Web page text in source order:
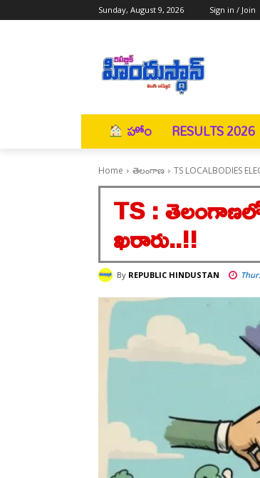
Sunday, August 9, 2026 Sign in / Join
హోం RESULTS 2026
Home తెలంగాణ TS LOCALBODIES
TS : తెలంగాణలో
ఖరారు..!!
By REPUBLIC HINDUSTAN